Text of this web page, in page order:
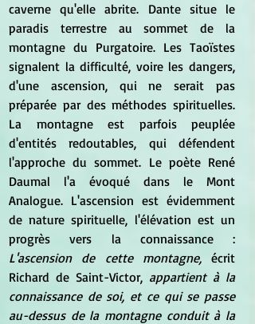
caverne qu'elle abrite. Dante situe le
paradis terrestre au sommet de la
montagne du Purgatoire. Les Taoïstes
signalent la difficulté, voire les dangers,
d'une ascension, qui ne serait pas
préparée par des méthodes spirituelles.
La montagne est parfois peuplée
d'entités redoutables, qui défendent
l'approche du sommet. Le poète René
Daumal l'a évoqué dans le Mont
Analogue. L'ascension est évidemment
de nature spirituelle, l'élévation est un
L'ascension de cette montagne, écrit
Richard de Saint-Victor, appartient à la
connaissance de soi, et ce qui se passe
au-dessus de la montagne conduit à la